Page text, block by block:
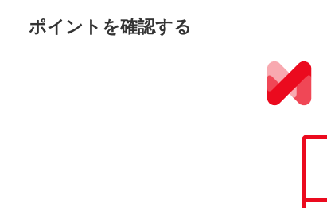
ポイントを確認する